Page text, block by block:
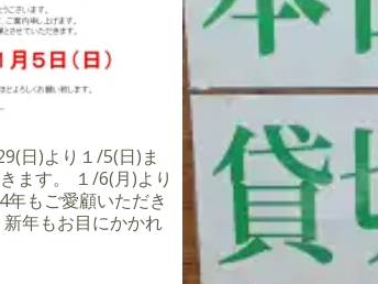
日)より１/5(日)ま
ます。 １/6(月)より
もご愛顧いただき
年もお目にかかれ